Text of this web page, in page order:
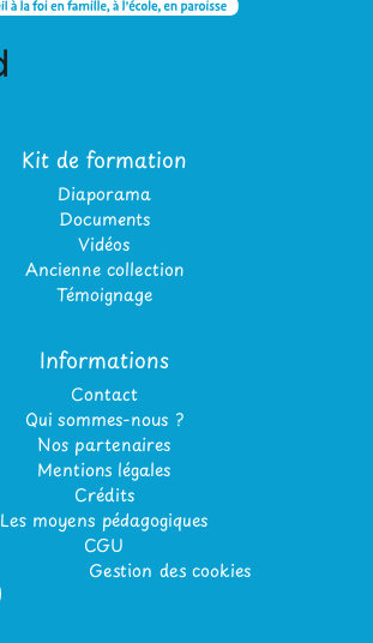
Kit de formation
Diaporama
Documents
Vidéos
Ancienne collection
Témoignage
Informations
Contact
Qui sommes-nous ?
Nos partenaires
Mentions légales
Crédits
Les moyens pédagogiques
CGU
Gestion des cookies